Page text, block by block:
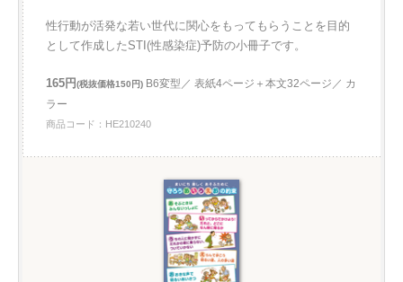
性行動が活発な若い世代に関心をもってもらうことを目的
として作成したSTI(性感染症)予防の小冊子です。
165円(税抜価格150円) B6変型／ 表紙4ページ＋本文32ページ／ カ
ラー
商品コード：HE210240